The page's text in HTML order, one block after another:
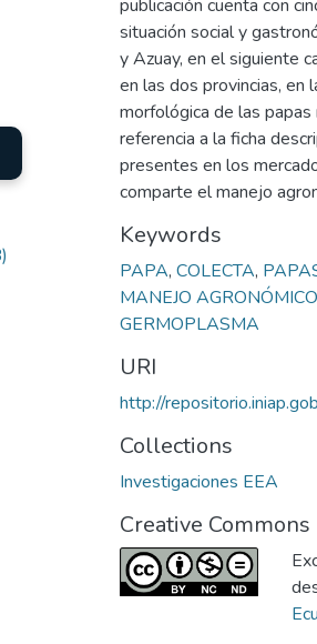
publicación cuenta con
situación social y
y Azuay, en el siguiente
en las dos provincias, en
morfológica de las
referencia a la ficha
presentes en los
comparte el manejo
Keywords
PAPA, COLECTA,
MANEJO AGRONÓMICO
GERMOPLASMA
URI
http://
Collections
Investigaciones EEA
Creative